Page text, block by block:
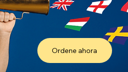
Ordene ahora